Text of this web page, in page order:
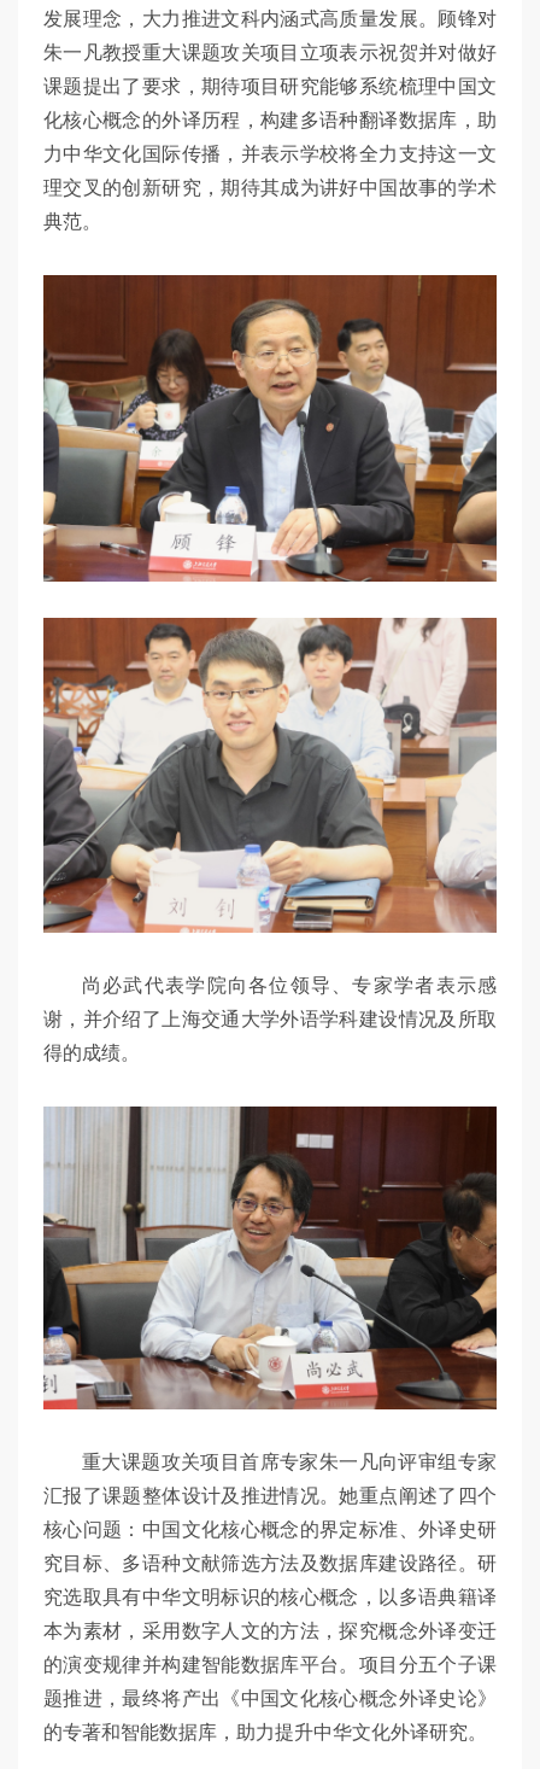
发展理念，大力推进文科内涵式高质量发展。顾锋对
朱一凡教授重大课题攻关项目立项表示祝贺并对做好
课题提出了要求，期待项目研究能够系统梳理中国文
化核心概念的外译历程，构建多语种翻译数据库，助
力中华文化国际传播，并表示学校将全力支持这一文
理交叉的创新研究，期待其成为讲好中国故事的学术
典范。
尚必武代表学院向各位领导、专家学者表示感
谢，并介绍了上海交通大学外语学科建设情况及所取
得的成绩。
重大课题攻关项目首席专家朱一凡向评审组专家
汇报了课题整体设计及推进情况。她重点阐述了四个
核心问题：中国文化核心概念的界定标准、外译史研
究目标、多语种文献筛选方法及数据库建设路径。研
究选取具有中华文明标识的核心概念，以多语典籍译
本为素材，采用数字人文的方法，探究概念外译变迁
的演变规律并构建智能数据库平台。项目分五个子课
题推进，最终将产出《中国文化核心概念外译史论》
的专著和智能数据库，助力提升中华文化外译研究。